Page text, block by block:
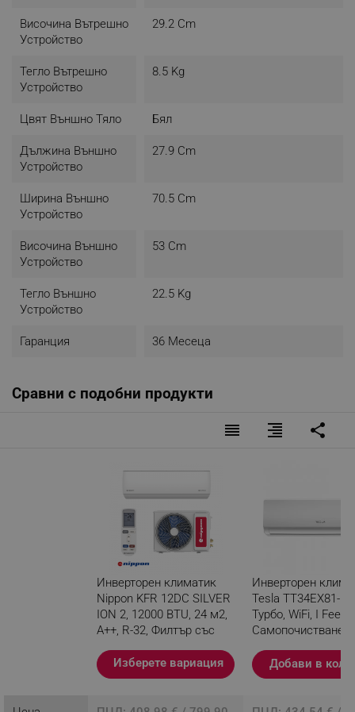
Височина Вътрешно
Устройство
29.2 Cm
Тегло Вътрешно
Устройство
8.5 Kg
Цвят Външно Тяло Бял
Дължина Външно
Устройство
27.9 Cm
Ширина Външно
Устройство
70.5 Cm
Височина Външно
Устройство
53 Cm
Тегло Външно
Устройство
22.5 Kg
Гаранция 36 Месеца
Сравни с подобни продукти
reorder format_align_right share
Инверторен климатик
Nippon KFR 12DC SILVER
ION 2, 12000 BTU, 24 м2,
А++, R-32, Филтър със
Разглеждате този
продукт
Изберете вариация
Инверторен
Tesla TT34EX81-
Турбо, WiFi, I Feel,
Самопочистване,
Добави в